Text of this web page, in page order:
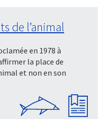
de l’animal
en 1978 à
la place de
et non en son